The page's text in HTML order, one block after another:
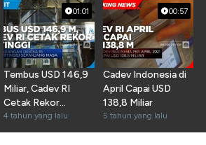
01:01
Tembus USD 146,9
Miliar, Cadev RI
Cetak Rekor
Tertinggi
4 tahun yang lalu
00:57
Cadev Indonesia di
April Capai USD
138,8 Miliar
5 tahun yang lalu